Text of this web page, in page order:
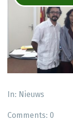
In: Nieuws
Comments: 0